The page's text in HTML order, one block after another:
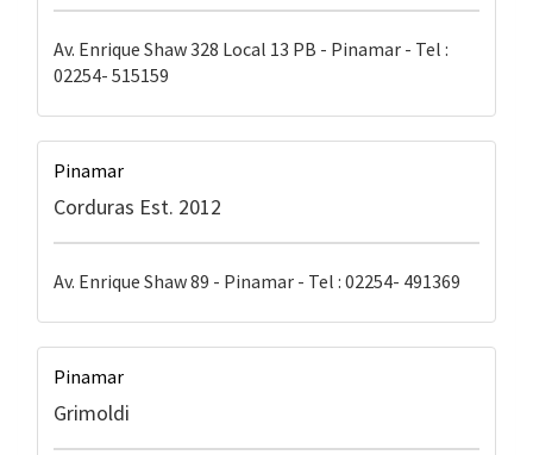
Av. Enrique Shaw 328 Local 13 PB - Pinamar - Tel :
02254- 515159
Pinamar
Corduras Est. 2012
Av. Enrique Shaw 89 - Pinamar - Tel : 02254- 491369
Pinamar
Grimoldi